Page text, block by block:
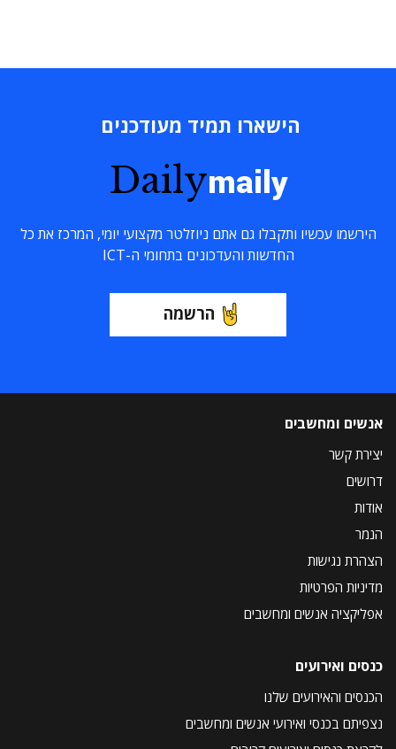
הישארו תמיד מעודכנים
Dailymaily
הירשמו עכשיו ותקבלו גם אתם ניוזלטר מקצועי יומי, המרכז את כל
החדשות והעדכונים בתחומי ה-ICT
הרשמה
אנשים ומחשבים
יצירת קשר
דרושים
אודות
הנמר
הצהרת נגישות
מדיניות הפרטיות
אפליקציה אנשים ומחשבים
כנסים ואירועים
הכנסים והאירועים שלנו
נצפיתם בכנסי ואירועי אנשים ומחשבים